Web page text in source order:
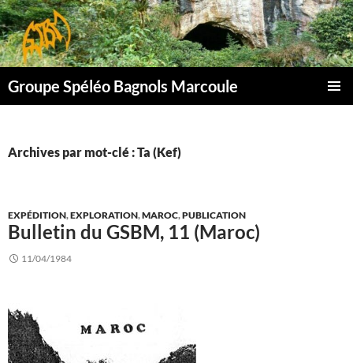
Aller
au
contenu
Groupe Spéléo Bagnols Marcoule
Archives par mot-clé : Ta (Kef)
EXPÉDITION,EXPLORATION,MAROC,PUBLICATION
Bulletin du GSBM, 11 (Maroc)
11/04/1984